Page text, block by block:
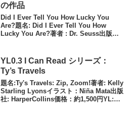
の作品
Did I Ever Tell You How Lucky You
Are?題名: Did I Ever Tell You How
Lucky You Are?著者 : Dr. Seuss出版社:
YL0.3 I Can Read シリーズ：
Ty’s Travels
題名:Ty's Travels: Zip, Zoom!著者: Kelly
Starling Lyonsイラスト：Niña Mata出版
社: HarperCollins価格：約1,500円YL: